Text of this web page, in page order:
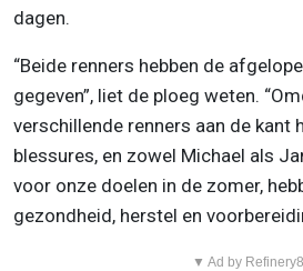
dagen.
“Beide renners hebben de
gegeven”, liet de ploeg weten.
verschillende renners aan de kant
blessures, en zowel Michael als
voor onze doelen in de zomer,
gezondheid, herstel en
▼ Ad by